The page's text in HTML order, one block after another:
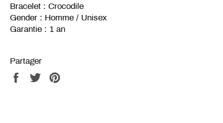
Bracelet : Crocodile
Gender : Homme / Unisex
Garantie : 1 an
Partager
PartagerTweeter